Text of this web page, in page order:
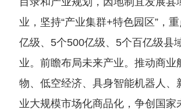
业，坚持“产业集群+特色园区”，
亿级、5个500亿级、5个百亿级县
业。前瞻布局未来产业。推动商业
物、低空经济、具身智能机器人、
业大规模市场化商品化，争创国家